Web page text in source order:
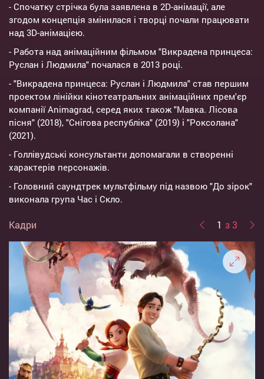
- Спочатку стрічка була заявлена в 2D-анімації, але
згодом концепція змінилася і творці почали працювати
над 3D-анімацією.
- Работа над анімаційним фільмом "Викрадена принцеса:
Руслан і Людмила" почалася в 2013 році.
- "Викрадена принцеса: Руслан і Людмила" став першим
проектом лінійки кінотеатральних анімаційних прем'єр
компанії Animagrad, серед яких також "Мавка. Лісова
пісня" (2018), "Снігова республіка" (2019) і "Роксолана"
(2021).
- Голлівудські консультанти допомагали в створенні
характерів персонажів.
- Головний саундтрек мультфільму під назвою "До зірок"
виконала група Час і Скло.
Кадри 1 з 3